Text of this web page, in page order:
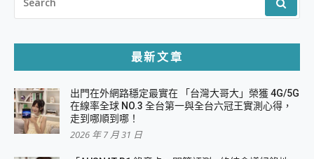
FOR:
最新文章
出門在外網路穩定最實在 「台灣大哥大」榮獲 4G/5G
在線率全球 NO.3 全台第一與全台六冠王實測心得，
走到哪順到哪！
2026 年 7 月 31 日